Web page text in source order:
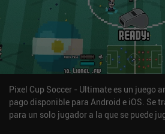
Pixel Cup Soccer - Ultimate es un juego
pago disponible para Android e iOS. Se
para un solo jugador a la que se puede